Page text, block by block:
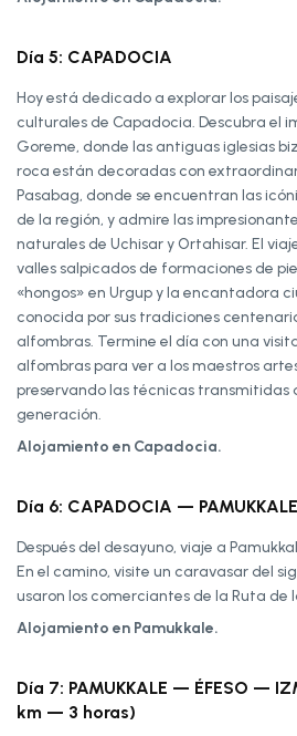
Día 5: CAPADOCIA
Hoy está dedicado a explorar los
culturales de Capadocia. Descubra el
Goreme, donde las antiguas iglesias
roca están decoradas con
Pasabag, donde se encuentran las
de la región, y admire las
naturales de Uchisar y Ortahisar. El
valles salpicados de formaciones de
«hongos» en Urgup y la encantadora
conocida por sus tradiciones
alfombras. Termine el día con una
alfombras para ver a los maestros
preservando las técnicas transmitidas
generación.
Alojamiento en Capadocia.
Día 6: CAPADOCIA —
Después del desayuno, viaje a
En el camino, visite un caravasar del
usaron los comerciantes de la Ruta de
Alojamiento en Pamukkale.
Día 7: PAMUKKALE — ÉFESO —
km — 3 horas)